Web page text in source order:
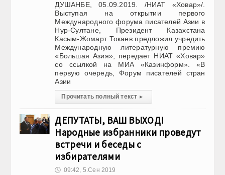
ДУШАНБЕ, 05.09.2019. /НИАТ «Ховар»/.
Выступая на открытии первого
Международного форума писателей Азии в
Нур-Султане, Президент Казахстана
Касым-Жомарт Токаев предложил учредить
Международную литературную премию
«Большая Азия», передает НИАТ «Ховар»
со ссылкой на МИА «Казинформ». «В
первую очередь, Форум писателей стран
Азии
Прочитать полный текст ▸
ДЕПУТАТЫ, ВАШ ВЫХОД!
Народные избранники проведут
встречи и беседы с
избирателями
🕔 09:42, 5.Сен 2019